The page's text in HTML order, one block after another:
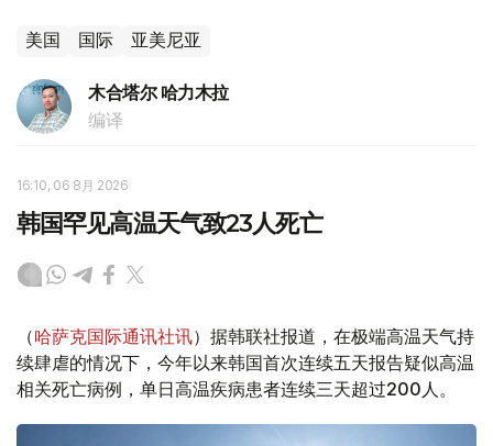
美国 国际 亚美尼亚
木合塔尔 哈力木拉
编译
16:10, 06 8月 2026
韩国罕见高温天气致23人死亡
（哈萨克国际通讯社讯）据韩联社报道，在极端高温天气持
续肆虐的情况下，今年以来韩国首次连续五天报告疑似高温
相关死亡病例，单日高温疾病患者连续三天超过200人。